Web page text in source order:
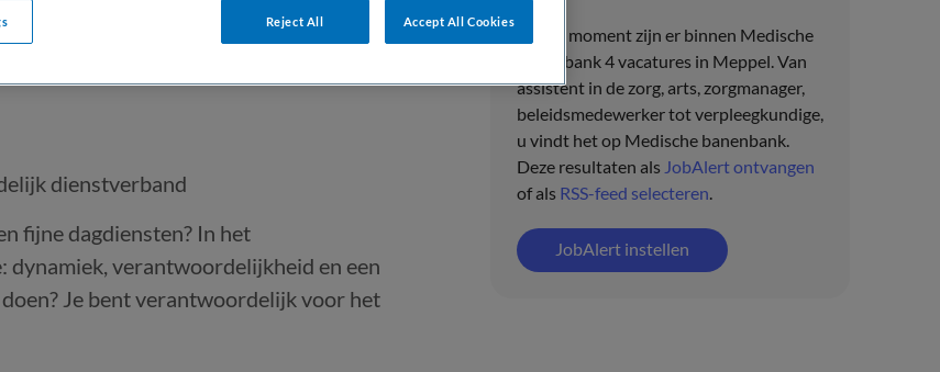
Op dit moment zijn er binnen Medische
banenbank 4 vacatures in Meppel. Van
assistent in de zorg, arts, zorgmanager,
beleidsmedewerker tot verpleegkundige,
u vindt het op Medische banenbank.
Deze resultaten als JobAlert ontvangen
of als RSS-feed selecteren.
JobAlert instellen
dienstverband
fijne dagdiensten? In het
dynamiek, verantwoordelijkheid en een
Je bent verantwoordelijk voor het
Reject All Accept All Cookies